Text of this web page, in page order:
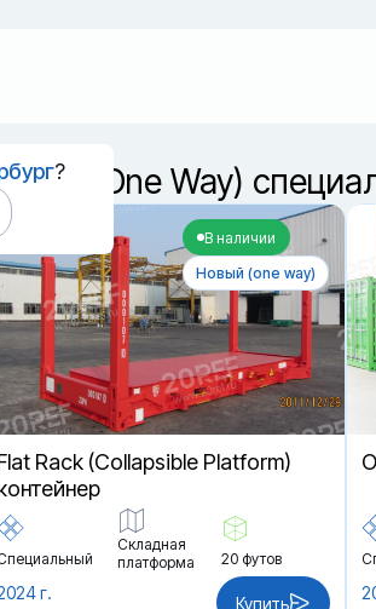
? (One Way)
В наличии
Новый (one way)
Rack (Collapsible Platform)
Складная
платформа
20 футов
г. Купить